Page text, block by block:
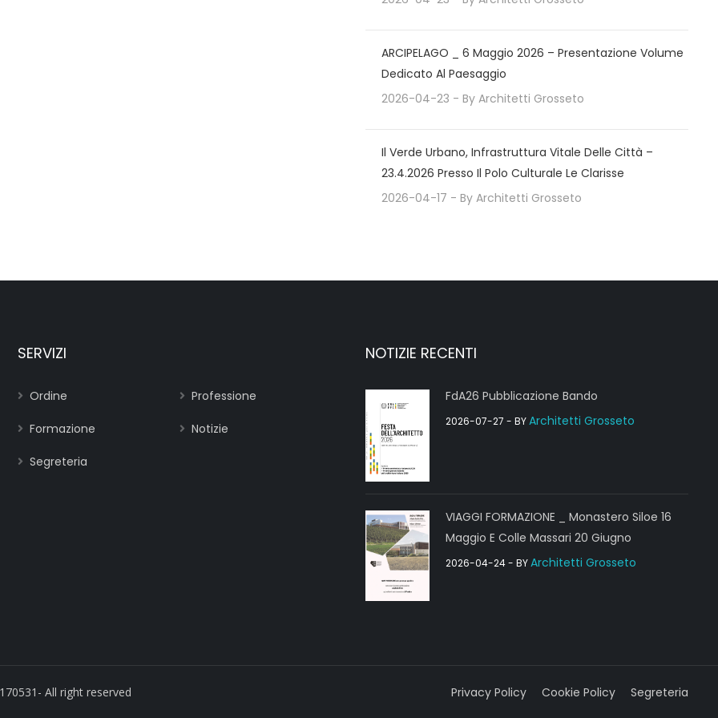
ARCIPELAGO _ 6 Maggio 2026 – Presentazione Volume
Dedicato Al Paesaggio
2026-04-23 - By Architetti Grosseto
Il Verde Urbano, Infrastruttura Vitale Delle Città –
23.4.2026 Presso Il Polo Culturale Le Clarisse
2026-04-17 - By Architetti Grosseto
SERVIZI
Ordine Professione
Formazione Notizie
Segreteria
NOTIZIE RECENTI
FdA26 Pubblicazione Bando
2026-07-27 - BYArchitetti Grosseto
VIAGGI FORMAZIONE _ Monastero Siloe 16
Maggio E Colle Massari 20 Giugno
2026-04-24- BYArchitetti Grosseto
All right reserved
Privacy Policy Cookie Policy Segreteria